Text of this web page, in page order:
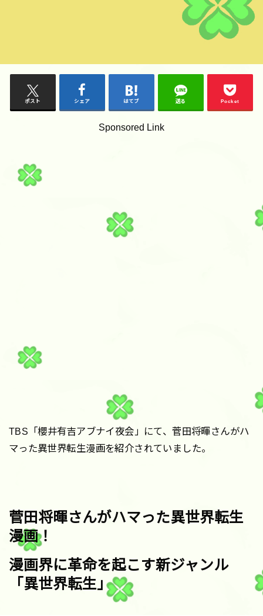
ポスト シェア はてブ 送る Pocket
Sponsored Link
TBS「櫻井有吉アブナイ夜会」にて、菅田将暉さんがハ
マった異世界転生漫画を紹介されていました。
菅田将暉さんがハマった異世界転生
漫画！
漫画界に革命を起こす新ジャンル
「異世界転生」